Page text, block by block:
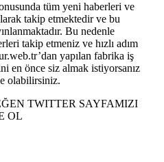
tüm yeni haberleri ve
takip etmektedir ve bu
Bu nedenle
takip etmeniz ve hızlı adım
yapılan fabrika iş
en önce siz almak istiyorsanız
olabilirsiniz.
TWITTER SAYFAMIZI
OL